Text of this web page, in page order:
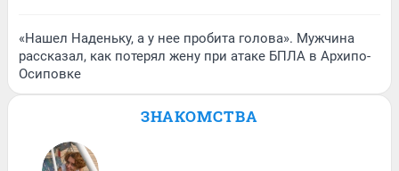
«Нашел Наденьку, а у нее пробита голова». Мужчина
рассказал, как потерял жену при атаке БПЛА в Архипо-
Осиповке
ЗНАКОМСТВА